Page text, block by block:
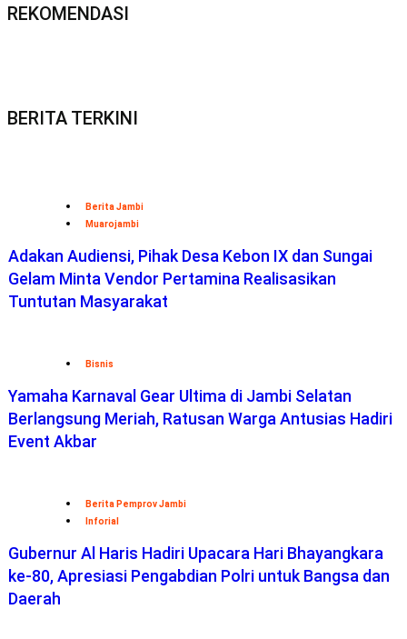
REKOMENDASI
BERITA TERKINI
Berita Jambi
Muarojambi
Adakan Audiensi, Pihak Desa Kebon IX dan Sungai
Gelam Minta Vendor Pertamina Realisasikan
Tuntutan Masyarakat
Bisnis
Yamaha Karnaval Gear Ultima di Jambi Selatan
Berlangsung Meriah, Ratusan Warga Antusias Hadiri
Event Akbar
Berita Pemprov Jambi
Inforial
Gubernur Al Haris Hadiri Upacara Hari Bhayangkara
ke-80, Apresiasi Pengabdian Polri untuk Bangsa dan
Daerah